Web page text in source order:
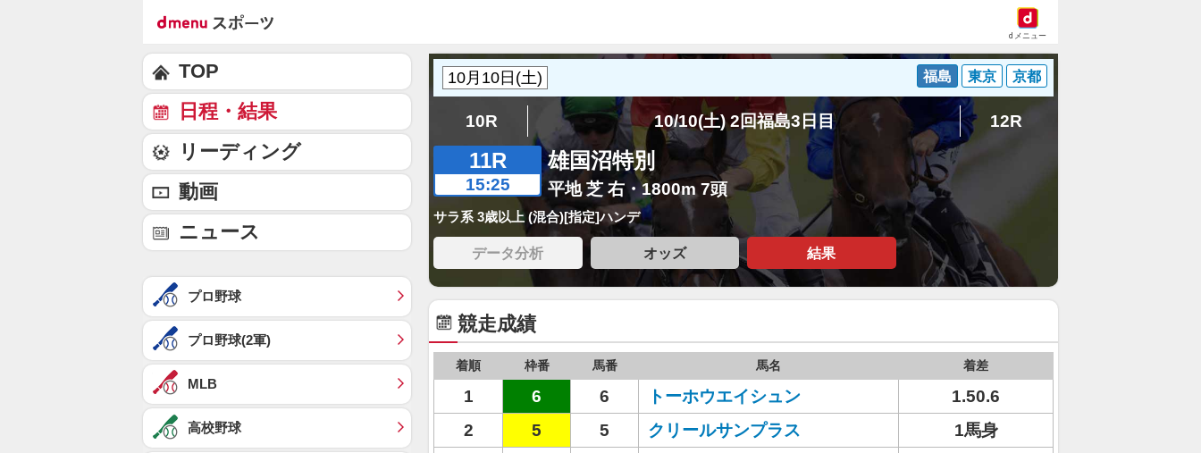
dメニュー
福島 東京 京都
10R 10/10(土) 2回福島3日目 12R
11R
15:25
雄国沼特別
平地 芝 右・1800m 7頭
サラ系 3歳以上 (混合)[指定]ハンデ
データ分析 オッズ 結果
競走成績
着順 枠番 馬番 馬名 着差
1 6 6 トーホウエイシュン
1.50.6
2
5 5 クリールサンプラス
1馬身
TOP
日程・結果
リーディング
動画
ニュース
プロ野球
プロ野球(2軍)
MLB
高校野球